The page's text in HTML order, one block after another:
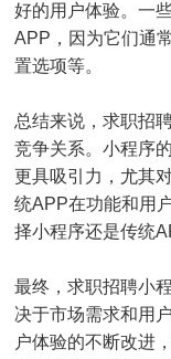
好的用户体验。一
APP，因为它们通
置选项等。
总结来说，求职招
竞争关系。小程序
更具吸引力，尤其
统APP在功能和用
择小程序还是传统
最终，求职招聘小
决于市场需求和用
户体验的不断改进